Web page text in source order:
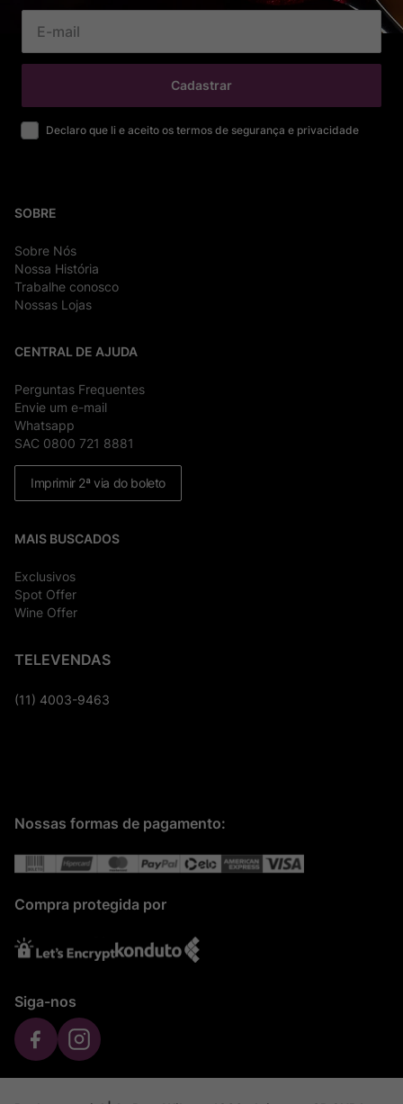
Cadastrar
Declaro que li e aceito os termos de segurança e privacidade
SOBRE
Sobre Nós
Nossa História
Trabalhe conosco
Nossas Lojas
CENTRAL DE AJUDA
Perguntas Frequentes
Envie um e-mail
Whatsapp
SAC 0800 721 8881
Imprimir 2ª via do boleto
MAIS BUSCADOS
Exclusivos
Spot Offer
Wine Offer
TELEVENDAS
(11) 4003-9463
Nossas formas de pagamento:
Compra protegida por
Siga-nos